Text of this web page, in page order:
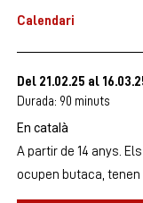
Calendari
Del 21.02.25 al
Durada: 90 minuts
En català
A partir de 14 anys.
ocupen butaca,